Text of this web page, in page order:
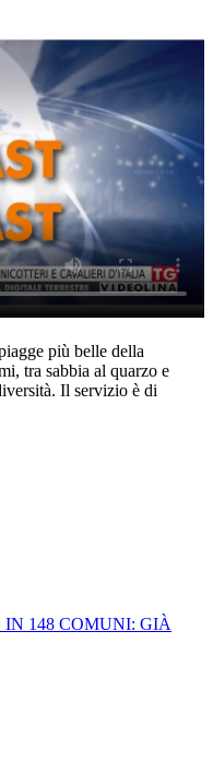
più belle della
tra sabbia al quarzo e
Il servizio è di
148 COMUNI: GIÀ